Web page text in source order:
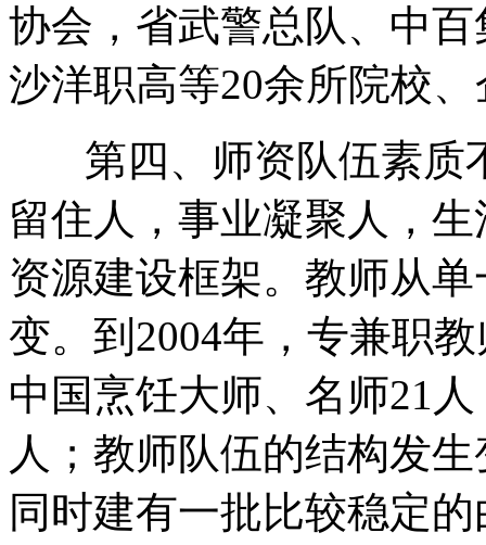
协会，省武警总队、中
沙洋职高等20余所院校
第四、师资队伍素质
留住人，事业凝聚人，
资源建设框架。教师从
变。到2004年，专兼职
中国烹饪大师、名师21
人；教师队伍的结构发
同时建有一批比较稳定